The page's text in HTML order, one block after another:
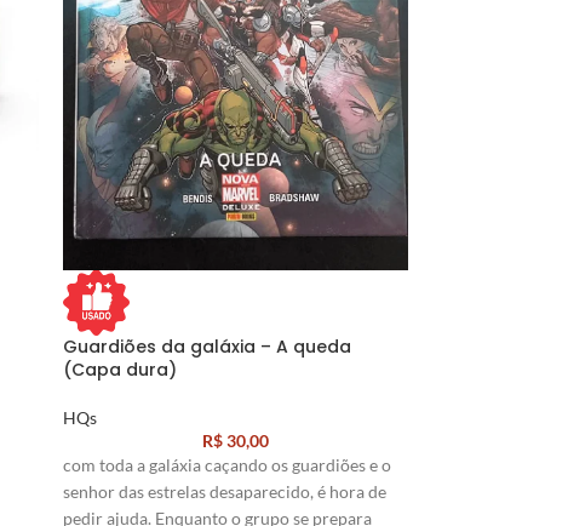
Guardiões da galáxia – A queda
(Capa dura)
HQs
R$30,00
com toda a galáxia caçando os guardiões e o
senhor das estrelas desaparecido, é hora de
pedir ajuda. Enquanto o grupo se prepara